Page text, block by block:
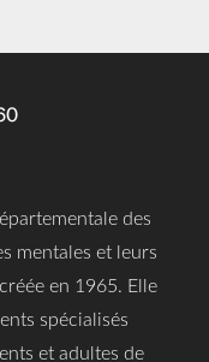
des
mentales et leurs
en 1965. Elle
spécialisés
et adultes de